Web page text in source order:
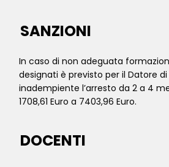
SANZIONI
In caso di non adeguata
designati è previsto per il Datore
inadempiente l’arresto da 2 a 4
1708,61 Euro a 7403,96 Euro.
DOCENTI